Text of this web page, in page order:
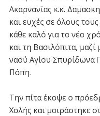
Ακαρνανίας κ.κ.
και ευχές σε όλους
κάθε καλό για το νέο
και τη Βασιλόπιτα,
ναού Αγίου Σπυρίδωνα
Πόπη.
Την πίτα έκοψε ο
Χολής και μοιράστηκε